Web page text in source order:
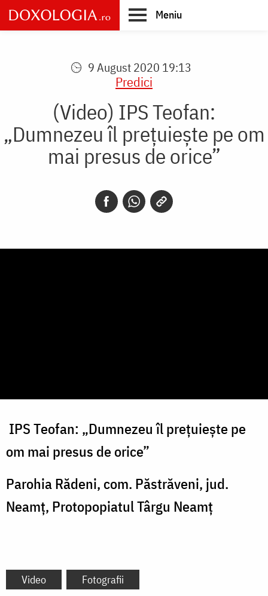
Skip
to
main
Meniu
9 August 2020 19:13
Predici
(Video) IPS Teofan:
„Dumnezeu îl prețuiește pe om
mai presus de orice”
IPS Teofan: „Dumnezeu îl prețuiește pe
om mai presus de orice”
Parohia Rădeni, com. Păstrăveni, jud.
Neamț, Protopopiatul Târgu Neamț
Video Fotografii